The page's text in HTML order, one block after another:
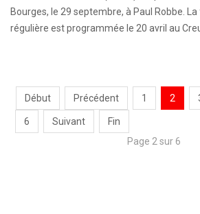
Bourges, le 29 septembre, à Paul Robbe.
régulière est programmée le 20 avril au
Début Précédent 1 2
6 Suivant
Fin
Page 2 sur 6